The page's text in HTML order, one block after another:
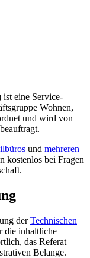
eine Service-
Wohnen,
und wird von
und mehreren
kostenlos bei Fragen
derTechnischen
die inhaltliche
das Referat
Belange.